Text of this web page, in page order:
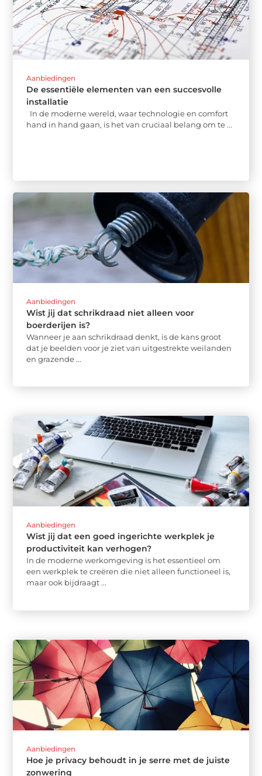
Aanbiedingen
De essentiële elementen van een succesvolle
installatie
In de moderne wereld, waar technologie en comfort
hand in hand gaan, is het van cruciaal belang om te ...
Aanbiedingen
Wist jij dat schrikdraad niet alleen voor
boerderijen is?
Wanneer je aan schrikdraad denkt, is de kans groot
dat je beelden voor je ziet van uitgestrekte weilanden
en grazende ...
Aanbiedingen
Wist jij dat een goed ingerichte werkplek je
productiviteit kan verhogen?
In de moderne werkomgeving is het essentieel om
een werkplek te creëren die niet alleen functioneel is,
maar ook bijdraagt ...
Aanbiedingen
Hoe je privacy behoudt in je serre met de juiste
zonwering